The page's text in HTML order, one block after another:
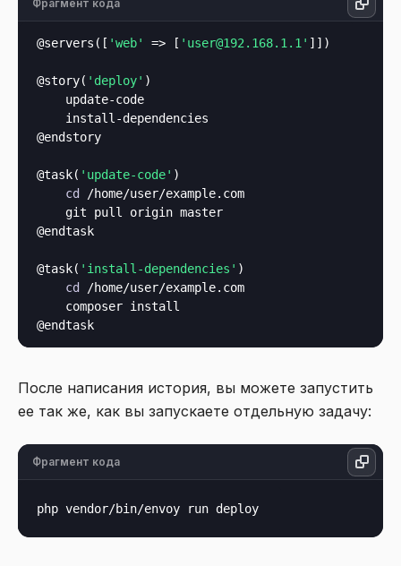
Фрагмент кода
@servers([ 'web' => [ 'user@192.168.1.1' ]])
@story( 'deploy' )
    update-code
    install-dependencies
@endstory
@task( 'update-code' )
cd
/home/user/example.com
    git pull origin master
@endtask
@task( 'install-dependencies' )
cd
/home/user/example.com
    composer install
После написания история, вы можете запустить
ее так же, как вы запускаете отдельную задачу:
Фрагмент кода